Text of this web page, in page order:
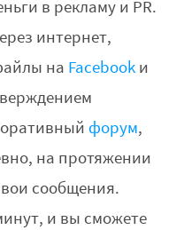
в рекламу и PR.
интернет,
на Facebookи
форум,
на протяжении
сообщения.
и вы сможете